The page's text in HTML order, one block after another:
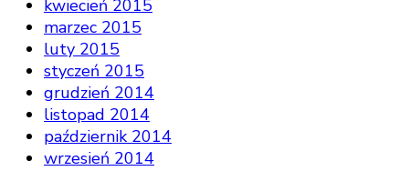
kwiecień 2015
marzec 2015
luty 2015
styczeń 2015
grudzień 2014
listopad 2014
październik 2014
wrzesień 2014